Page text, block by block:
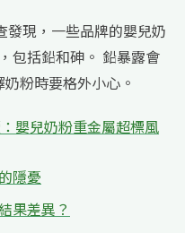
現，一些品牌的嬰兒奶
包括鉛和砷。 鉛暴露會
粉時要格外小心。
嬰兒奶粉重金屬超標風
隱憂
果差異？